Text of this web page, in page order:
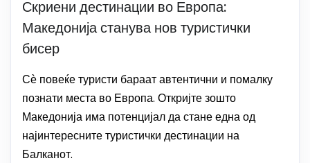
Скриени дестинации во Европа:
Македонија станува нов туристички
бисер
Сѐ повеќе туристи бараат автентични и помалку
познати места во Европа. Откријте зошто
Македонија има потенцијал да стане една од
најинтересните туристички дестинации на
Балканот.